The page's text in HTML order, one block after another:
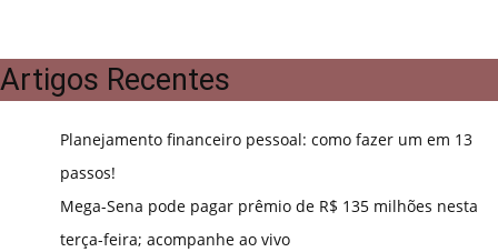
Artigos Recentes
Planejamento financeiro pessoal: como fazer um em 13
passos!
Mega-Sena pode pagar prêmio de R$ 135 milhões nesta
terça-feira; acompanhe ao vivo